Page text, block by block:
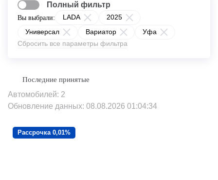
Вы выбрали: LADA
2025
Универсал
Вариатор
Уфа
Сбросить все параметры фильтра
Полный фильтр
Автомобилей: 2
Обновление данных: 08.08.2026 01:04:34
Рассрочка 0,01%